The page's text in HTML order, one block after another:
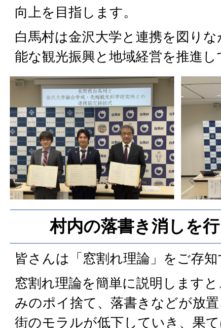
向上を目指します。
白馬村は金沢大学と連携を図り
能な観光振興と地域経営を推進
村内の落書き消しを
皆さんは「窓割れ理論」をご存
窓割れ理論を簡単に説明します
みのポイ捨て、落書きなどが放
街のモラルが低下していき、果